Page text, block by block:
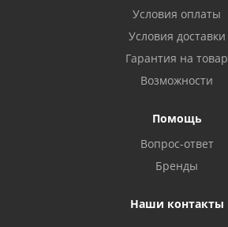
Условия оплаты
Условия доставки
Гарантия на товар
Возможности
Помощь
Вопрос-ответ
Бренды
Наши контакты